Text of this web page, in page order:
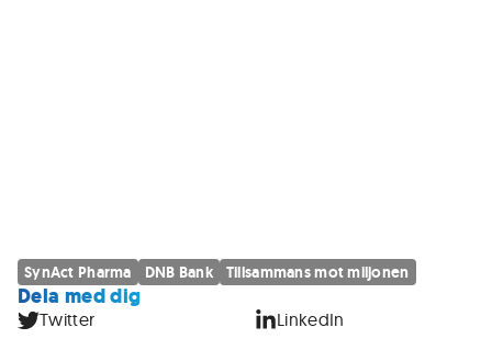
SynAct Pharma DNB Bank Tillsammans mot miljonen
Dela med dig
Twitter LinkedIn